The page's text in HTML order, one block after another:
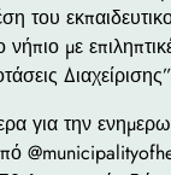
του
νήπιο με
για την